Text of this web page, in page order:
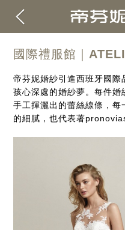
關於帝芬
國際禮服館｜
帝芬妮婚紗引進西班牙國
孩心深處的婚紗夢。每件婚
手工揮灑出的蕾絲線條，每
的細膩，也代表著